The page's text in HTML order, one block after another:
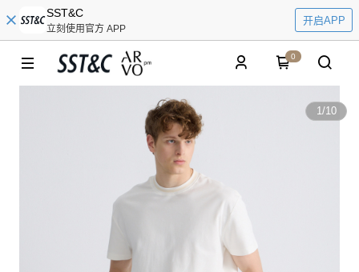
SST&C
立刻使用官方 APP
开启APP
0
1/10